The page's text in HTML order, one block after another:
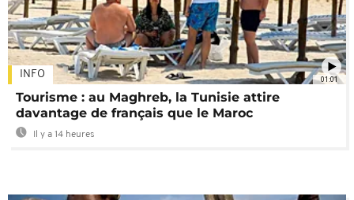
01:01
INFO
Tourisme : au Maghreb, la Tunisie attire
davantage de français que le Maroc
Il y a 14 heures